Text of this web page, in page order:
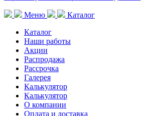
Меню
Каталог
Каталог
Наши работы
Акции
Распродажа
Рассрочка
Галерея
Калькулятор
Калькулятор
О компании
Оплата и доставка